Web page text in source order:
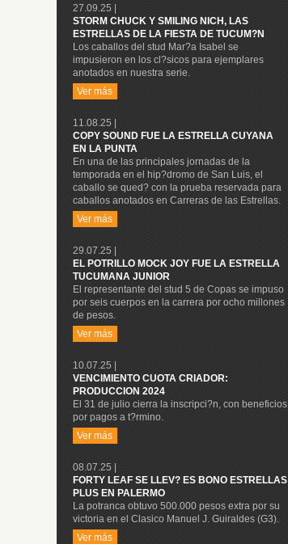
27.09.25 |
STORM CHUCK Y SMILING NICH, LAS
ESTRELLAS DE LA FIESTA DE TUCUM?N
Los caballos del stud Mar?a Isabel se
impusieron en los cl?sicos para ejemplares
anotados en nuestra serie.
Ver más
11.08.25 |
COPY SOUND FUE LA ESTRELLA CUYANA
EN LA PUNTA
En una de las principales jornadas de la
temporada en el hip?dromo de San Luis, el
caballo se qued? con la prueba reservada para
caballos anotados en Carreras de las Estrellas.
Ver más
29.07.25 |
EL POTRILLO MOCK JOY FUE LA ESTRELLA
TUCUMANA JUNIOR
El representante del stud 5 de Copas se impuso
por seis cuerpos en la carrera por ocho millones
de pesos.
Ver más
10.07.25 |
VENCIMIENTO CUOTA CRIADOR:
PRODUCCION 2024
El 31 de julio cierra la inscripci?n, con beneficios
por pagos a t?rmino.
Ver más
08.07.25 |
FORTY LEAF SE LLEV? ES BONO ESTRELLAS
PLUS EN PALERMO
La potranca obtuvo 500.000 pesos extra por su
victoria en el Clasico Manuel J. Guiraldes (G3).
Ver más